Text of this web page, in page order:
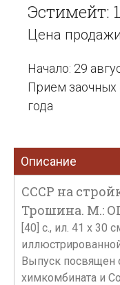
Эстимейт:
Цена
Начало: 29
Прием заочных
года
Описание
СССР на
Трошина. М.:
[40] с., ил. 41 х 30
Выпуск посвящен
химкомбината и